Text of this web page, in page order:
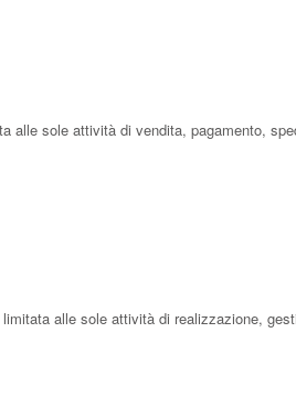
alle sole attività di vendita, pagamento,
alle sole attività di realizzazione,